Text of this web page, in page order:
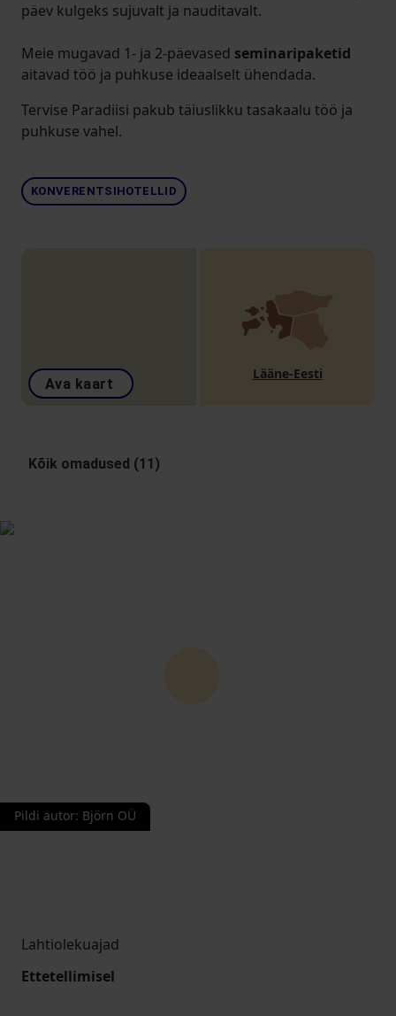
päev kulgeks sujuvalt ja nauditavalt.
Meie mugavad 1- ja 2-päevased seminaripaketid
aitavad töö ja puhkuse ideaalselt ühendada.
Tervise Paradiisi pakub täiuslikku tasakaalu töö ja
puhkuse vahel.
KONVERENTSIHOTELLID
Ava kaart
Lääne-Eesti
Kõik omadused (11)
Pildi autor: Björn OÜ
Lahtiolekuajad
Ettetellimisel